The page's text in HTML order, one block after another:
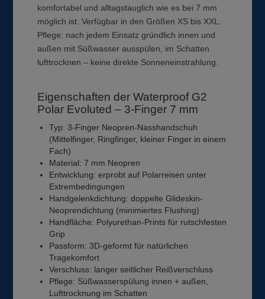
komfortabel und alltagstauglich wie es bei 7 mm
möglich ist. Verfügbar in den Größen XS bis XXL.
Pflege: nach jedem Einsatz gründlich innen und
außen mit Süßwasser ausspülen, im Schatten
lufttrocknen – keine direkte Sonneneinstrahlung.
Eigenschaften der Waterproof G2
Polar Evoluted – 3-Finger 7 mm
Typ: 3-Finger Neopren-Nasshandschuh
(Mittelfinger, Ringfinger, kleiner Finger in einem
Fach)
Material: 7 mm Neopren
Entwicklung: erprobt auf Polarreisen unter
Extrembedingungen
Handgelenkdichtung: doppelte Glideskin-
Neoprendichtung (minimiertes Flushing)
Handfläche: Polyurethan-Prints für rutschfesten
Grip
Passform: 3D-geformt für natürlichen
Tragekomfort
Verschluss: langer seitlicher Reißverschluss
Pflege: Süßwasserspülung innen + außen,
Lufttrocknung im Schatten